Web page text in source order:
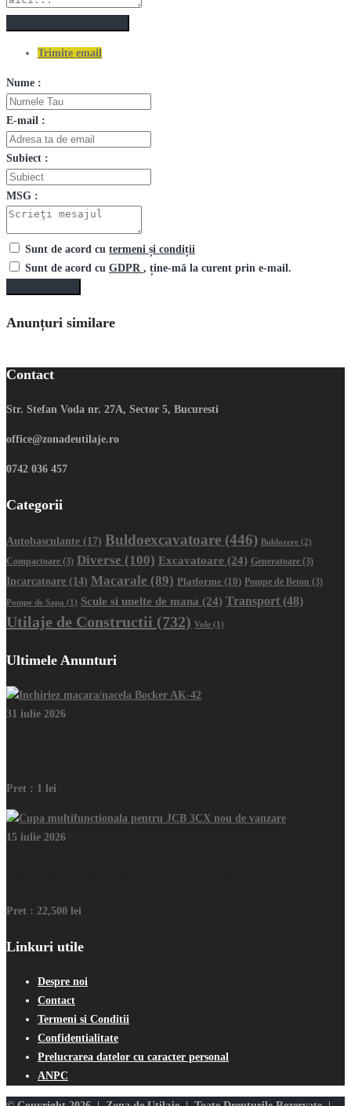
Trimite email
Nume :
E-mail :
Subiect :
MSG :
Sunt de acord cu termeni și condiții
Sunt de acord cu GDPR , ține-mă la curent prin e-mail.
Anunțuri similare
Contact
Str. Stefan Voda nr. 27A, Sector 5, Bucuresti
office@zonadeutilaje.ro
0742 036 457
Categorii
Autobasculante (17) Buldoexcavatoare (446) Buldozere (2)
Compactoare (3) Diverse (100) Excavatoare (24) Generatoare (3)
Incarcatoare (14) Macarale (89) Platforme (10) Pompe de Beton (3)
Pompe de Sapa (1) Scule si unelte de mana (24) Transport (48)
Utilaje de Constructii (732) Vole (1)
Ultimele Anunturi
31 iulie 2026
Pret : 1 lei
15 iulie 2026
Pret : 22,500 lei
Linkuri utile
Despre noi
Contact
Termeni si Conditii
Confidentialitate
Prelucrarea datelor cu caracter personal
ANPC